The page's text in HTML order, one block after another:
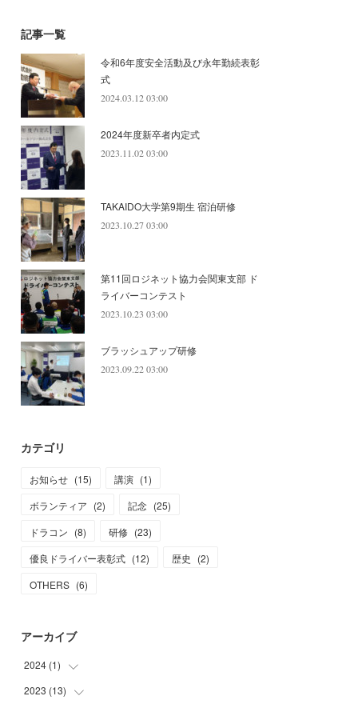
記事一覧
令和6年度安全活動及び永年勤続表彰
式
2024.03.12 03:00
2024年度新卒者内定式
2023.11.02 03:00
TAKAIDO大学第9期生 宿泊研修
2023.10.27 03:00
第11回ロジネット協力会関東支部 ド
ライバーコンテスト
2023.10.23 03:00
ブラッシュアップ研修
2023.09.22 03:00
カテゴリ
お知らせ (15) 講演 (1)
ボランティア (2) 記念 (25)
ドラコン (8) 研修 (23)
優良ドライバー表彰式 (12) 歴史 (2)
OTHERS (6)
アーカイブ
2024 (1)
(1
2023 (13)